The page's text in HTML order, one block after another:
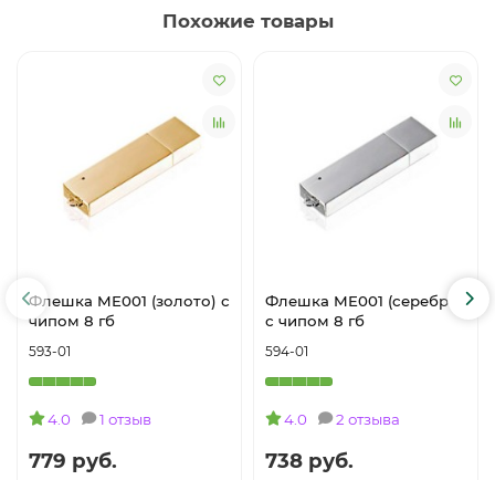
Похожие товары
Флешка ME001 (золото) с
чипом 8 гб
593-01
4.0 1 отзыв
779 руб.
Флешка ME001 (серебро)
с чипом 8 гб
594-01
4.0 2 отзыва
738 руб.